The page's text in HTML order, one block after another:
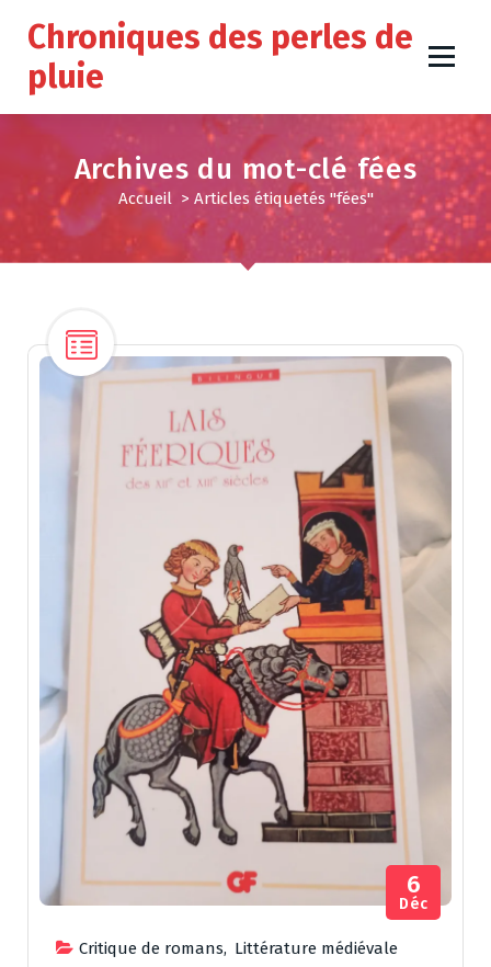
t
Chroniques des perles de
pluie
Archives du mot-clé fées
Accueil> Articles étiquetés "fées"
Critique de romans, Littérature médiévale
6
Déc